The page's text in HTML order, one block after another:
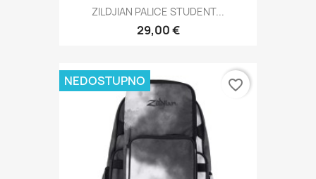
ZILDJIAN PALICE STUDENT...
29,00 €
NEDOSTUPNO favorite_border